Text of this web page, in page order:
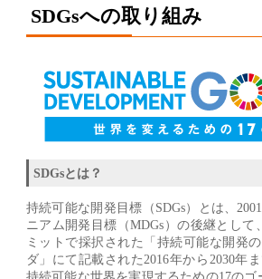
SDGsへの取り組み
SDGsとは？
持続可能な開発目標（SDGs）とは、
ニアム開発目標（MDGs）の後継として
ミットで採択された「持続可能な開発
ダ」にて記載された2016年から2030年